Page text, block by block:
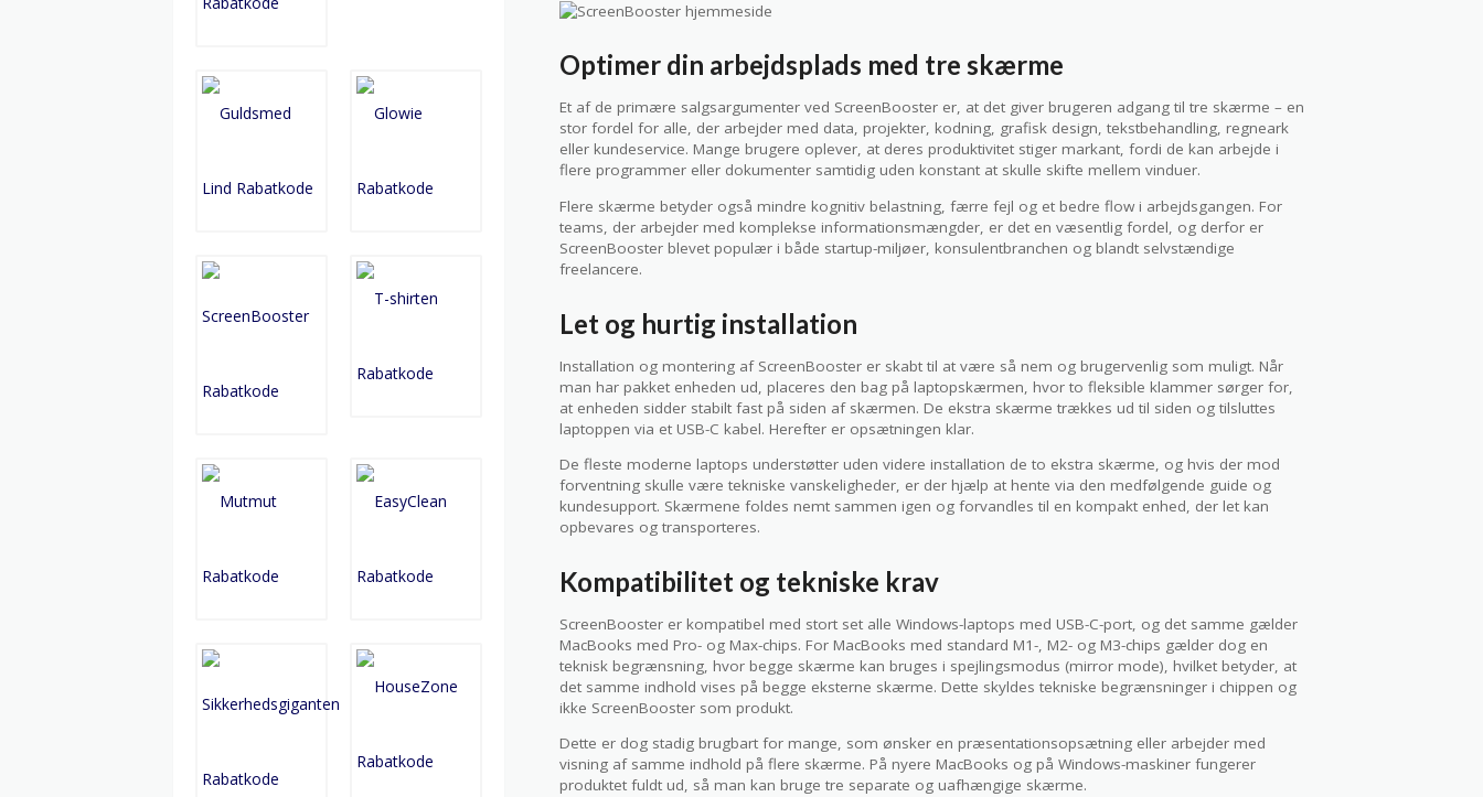
Optimer din arbejdsplads med tre skærme
Et af de primære salgsargumenter ved ScreenBooster er, at det giver brugeren adgang til tre skærme – en
stor fordel for alle, der arbejder med data, projekter, kodning, grafisk design, tekstbehandling, regneark
eller kundeservice. Mange brugere oplever, at deres produktivitet stiger markant, fordi de kan arbejde i
flere programmer eller dokumenter samtidig uden konstant at skulle skifte mellem vinduer.
Flere skærme betyder også mindre kognitiv belastning, færre fejl og et bedre flow i arbejdsgangen. For
teams, der arbejder med komplekse informationsmængder, er det en væsentlig fordel, og derfor er
ScreenBooster blevet populær i både startup-miljøer, konsulentbranchen og blandt selvstændige
freelancere.
Let og hurtig installation
Installation og montering af ScreenBooster er skabt til at være så nem og brugervenlig som muligt. Når
man har pakket enheden ud, placeres den bag på laptopskærmen, hvor to fleksible klammer sørger for,
at enheden sidder stabilt fast på siden af skærmen. De ekstra skærme trækkes ud til siden og tilsluttes
laptoppen via et USB-C kabel. Herefter er opsætningen klar.
De fleste moderne laptops understøtter uden videre installation de to ekstra skærme, og hvis der mod
forventning skulle være tekniske vanskeligheder, er der hjælp at hente via den medfølgende guide og
kundesupport. Skærmene foldes nemt sammen igen og forvandles til en kompakt enhed, der let kan
opbevares og transporteres.
Kompatibilitet og tekniske krav
ScreenBooster er kompatibel med stort set alle Windows-laptops med USB-C-port, og det samme gælder
MacBooks med Pro- og Max-chips. For MacBooks med standard M1-, M2- og M3-chips gælder dog en
teknisk begrænsning, hvor begge skærme kan bruges i spejlingsmodus (mirror mode), hvilket betyder, at
det samme indhold vises på begge eksterne skærme. Dette skyldes tekniske begrænsninger i chippen og
ikke ScreenBooster som produkt.
Dette er dog stadig brugbart for mange, som ønsker en præsentationsopsætning eller arbejder med
visning af samme indhold på flere skærme. På nyere MacBooks og på Windows-maskiner fungerer
produktet fuldt ud, så man kan bruge tre separate og uafhængige skærme.